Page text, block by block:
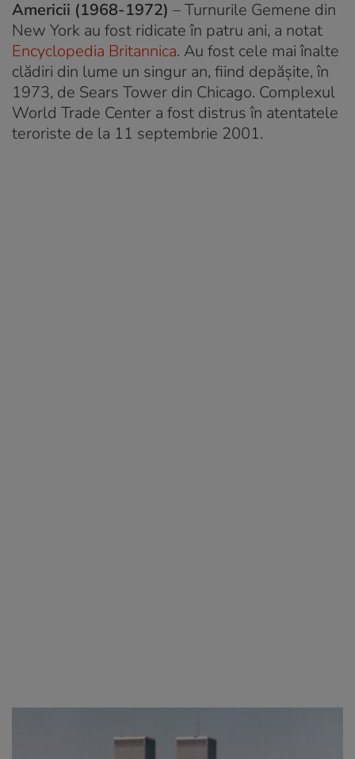
Americii (1968-1972) – Turnurile Gemene din
New York au fost ridicate în patru ani, a notat
Encyclopedia Britannica. Au fost cele mai înalte
clădiri din lume un singur an, fiind depășite, în
1973, de Sears Tower din Chicago. Complexul
World Trade Center a fost distrus în atentatele
teroriste de la 11 septembrie 2001.